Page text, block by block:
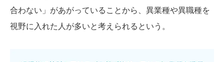
合わない」があがっていることから、異業種や異職種を
視野に入れた人が多いと考えられるという。